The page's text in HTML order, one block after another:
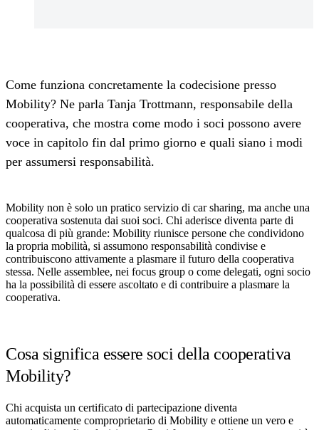
Come funziona concretamente la codecisione presso
Mobility? Ne parla Tanja Trottmann, responsabile della
cooperativa, che mostra come modo i soci possono avere
voce in capitolo fin dal primo giorno e quali siano i modi
per assumersi responsabilità.
Mobility non è solo un pratico servizio di car sharing, ma anche una
cooperativa sostenuta dai suoi soci. Chi aderisce diventa parte di
qualcosa di più grande: Mobility riunisce persone che condividono
la propria mobilità, si assumono responsabilità condivise e
contribuiscono attivamente a plasmare il futuro della cooperativa
stessa. Nelle assemblee, nei focus group o come delegati, ogni socio
ha la possibilità di essere ascoltato e di contribuire a plasmare la
cooperativa.
Cosa significa essere soci della cooperativa
Mobility?
Chi acquista un certificato di partecipazione diventa
automaticamente comproprietario di Mobility e ottiene un vero e